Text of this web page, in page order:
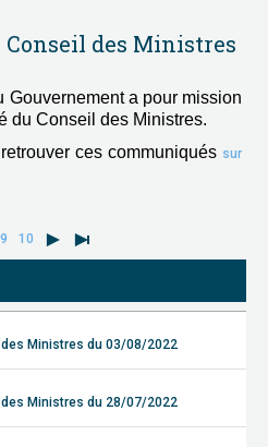
des Ministres
Gouvernement a pour mission
du Conseil des Ministres.
ces communiqués sur
9 10
Ministres du 03/08/2022
Ministres du 28/07/2022